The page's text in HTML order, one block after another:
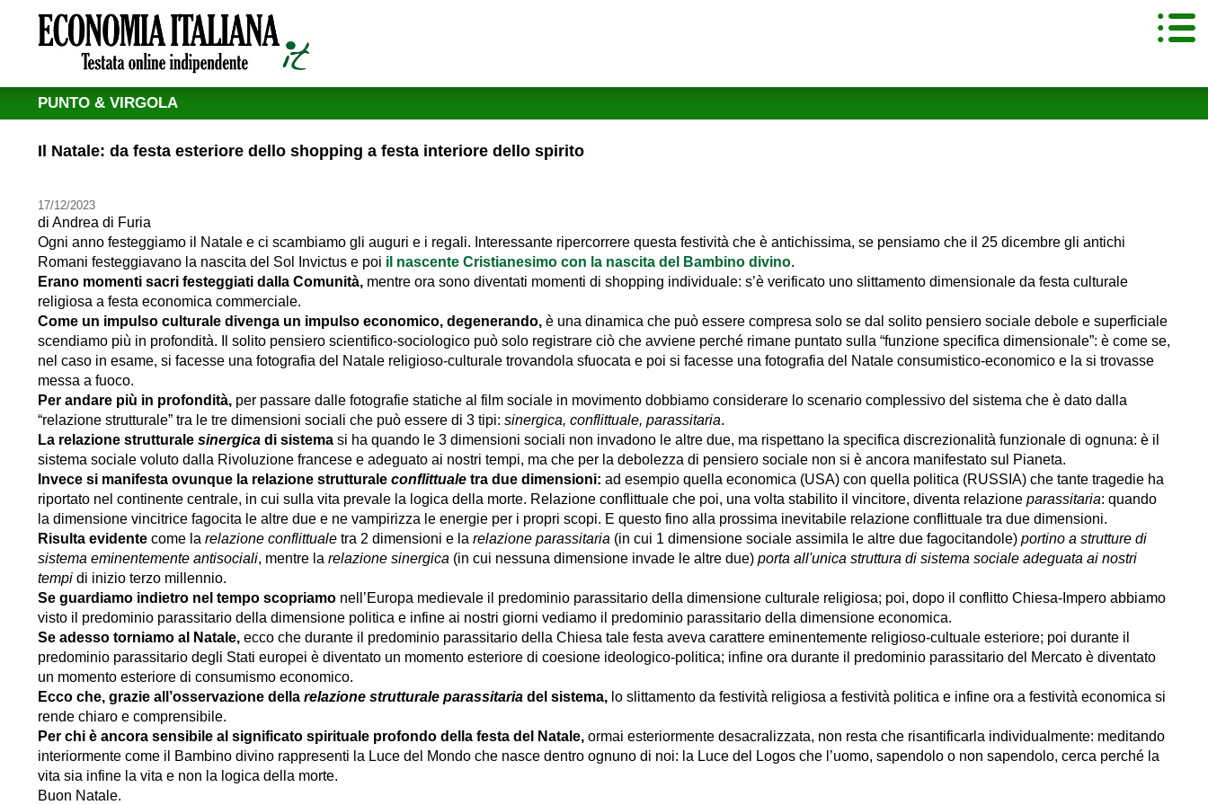
PUNTO & VIRGOLA
Il Natale: da festa esteriore dello shopping a festa interiore dello spirito
17/12/2023
di Andrea di Furia
Ogni anno festeggiamo il Natale e ci scambiamo gli auguri e i regali. Interessante ripercorrere questa festività che è antichissima, se pensiamo che il 25 dicembre gli antichi
Romani festeggiavano la nascita del Sol Invictus e poi il nascente Cristianesimo con la nascita del Bambino divino.
Erano momenti sacri festeggiati dalla Comunità, mentre ora sono diventati momenti di shopping individuale: s’è verificato uno slittamento dimensionale da festa culturale
religiosa a festa economica commerciale.
Come un impulso culturale divenga un impulso economico, degenerando, è una dinamica che può essere compresa solo se dal solito pensiero sociale debole e superficiale
scendiamo più in profondità. Il solito pensiero scientifico-sociologico può solo registrare ciò che avviene perché rimane puntato sulla “funzione specifica dimensionale”: è come se,
nel caso in esame, si facesse una fotografia del Natale religioso-culturale trovandola sfuocata e poi si facesse una fotografia del Natale consumistico-economico e la si trovasse
messa a fuoco.
Per andare più in profondità, per passare dalle fotografie statiche al film sociale in movimento dobbiamo considerare lo scenario complessivo del sistema che è dato dalla
“relazione strutturale” tra le tre dimensioni sociali che può essere di 3 tipi: sinergica, conflittuale, parassitaria.
La relazione strutturale sinergica di sistema si ha quando le 3 dimensioni sociali non invadono le altre due, ma rispettano la specifica discrezionalità funzionale di ognuna: è il
sistema sociale voluto dalla Rivoluzione francese e adeguato ai nostri tempi, ma che per la debolezza di pensiero sociale non si è ancora manifestato sul Pianeta.
Invece si manifesta ovunque la relazione strutturale conflittuale tra due dimensioni: ad esempio quella economica (USA) con quella politica (RUSSIA) che tante tragedie ha
riportato nel continente centrale, in cui sulla vita prevale la logica della morte. Relazione conflittuale che poi, una volta stabilito il vincitore, diventa relazione parassitaria: quando
la dimensione vincitrice fagocita le altre due e ne vampirizza le energie per i propri scopi. E questo fino alla prossima inevitabile relazione conflittuale tra due dimensioni.
Risulta evidente come la relazione conflittuale tra 2 dimensioni e la relazione parassitaria (in cui 1 dimensione sociale assimila le altre due fagocitandole) portino a strutture di
sistema eminentemente antisociali, mentre la relazione sinergica (in cui nessuna dimensione invade le altre due) porta all'unica struttura di sistema sociale adeguata ai nostri
tempi di inizio terzo millennio.
Se guardiamo indietro nel tempo scopriamo nell’Europa medievale il predominio parassitario della dimensione culturale religiosa; poi, dopo il conflitto Chiesa-Impero abbiamo
visto il predominio parassitario della dimensione politica e infine ai nostri giorni vediamo il predominio parassitario della dimensione economica.
Se adesso torniamo al Natale, ecco che durante il predominio parassitario della Chiesa tale festa aveva carattere eminentemente religioso-cultuale esteriore; poi durante il
predominio parassitario degli Stati europei è diventato un momento esteriore di coesione ideologico-politica; infine ora durante il predominio parassitario del Mercato è diventato
un momento esteriore di consumismo economico.
Ecco che, grazie all’osservazione della relazione strutturale parassitaria del sistema, lo slittamento da festività religiosa a festività politica e infine ora a festività economica si
rende chiaro e comprensibile.
Per chi è ancora sensibile al significato spirituale profondo della festa del Natale, ormai esteriormente desacralizzata, non resta che risantificarla individualmente: meditando
interiormente come il Bambino divino rappresenti la Luce del Mondo che nasce dentro ognuno di noi: la Luce del Logos che l’uomo, sapendolo o non sapendolo, cerca perché la
vita sia infine la vita e non la logica della morte.
Buon Natale.